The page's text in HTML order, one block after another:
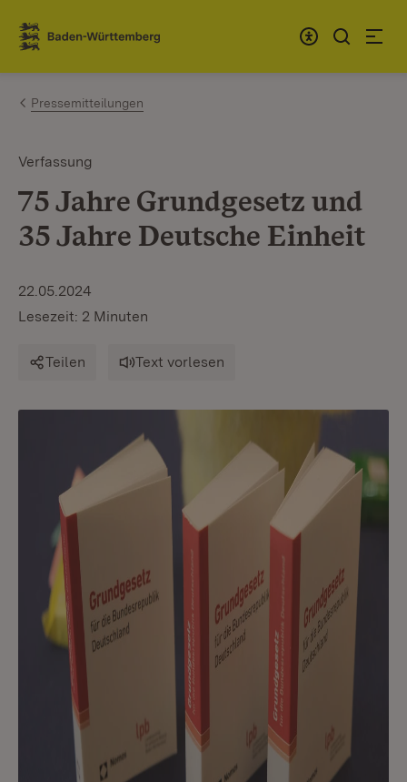
Zum Inhalt springen
Link zur Startseite
Pressemitteilungen
Verfassung
75 Jahre Grundgesetz und
35 Jahre Deutsche Einheit
22.05.2024
Lesezeit: 2 Minuten
Teilen Text vorlesen